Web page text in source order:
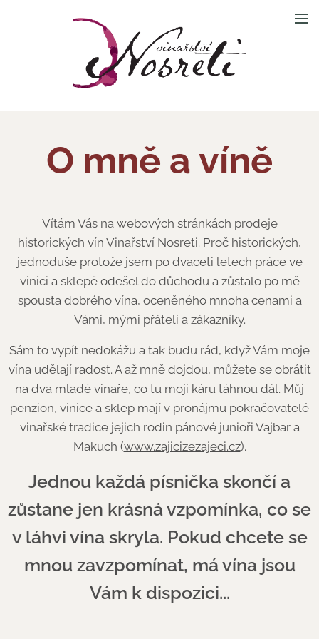
O mně a víně
Vítám Vás na webových stránkách prodeje
historických vín Vinařství Nosreti. Proč historických,
jednoduše protože jsem po dvaceti letech práce ve
vinici a sklepě odešel do důchodu a zůstalo po mě
spousta dobrého vína, oceněného mnoha cenami a
Vámi, mými přáteli a zákazníky.
Sám to vypít nedokážu a tak budu rád, když Vám moje
vína udělají radost. A až mně dojdou, můžete se obrátit
na dva mladé vinaře, co tu moji káru táhnou dál. Můj
penzion, vinice a sklep mají v pronájmu pokračovatelé
vinařské tradice jejich rodin pánové junioři Vajbar a
Makuch (www.zajicizezajeci.cz).
Jednou každá písnička skončí a
zůstane jen krásná vzpomínka, co se
v láhvi vína skryla. Pokud chcete se
mnou zavzpomínat, má vína jsou
Vám k dispozici...